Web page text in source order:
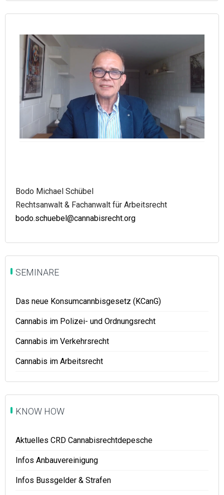
Bodo Michael Schübel
Rechtsanwalt & Fachanwalt für Arbeitsrecht
bodo.schuebel@cannabisrecht.org
SEMINARE
Das neue Konsumcannbisgesetz (KCanG)
Cannabis im Polizei- und Ordnungsrecht
Cannabis im Verkehrsrecht
Cannabis im Arbeitsrecht
KNOW HOW
Aktuelles CRD Cannabisrechtdepesche
Infos Anbauvereinigung
Infos Bussgelder & Strafen